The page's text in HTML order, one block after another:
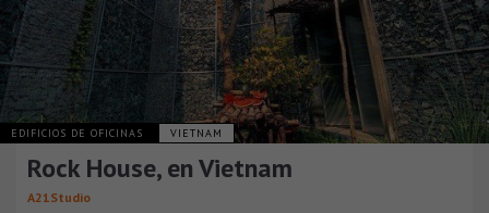
EDIFICIOS DE OFICINAS VIETNAM
Rock House, en Vietnam
A21Studio